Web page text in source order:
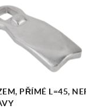
PŘÍMÉ L=45,